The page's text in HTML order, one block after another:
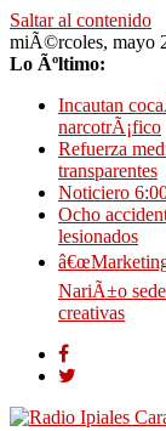
Saltar al contenido
miÃ©rcoles, mayo
Lo Ãºltimo:
Incautan
narcotrÃ¡fico
Refuerza
transparentes
Noticiero
Ocho
lesionados
NariÃ±o
creativas